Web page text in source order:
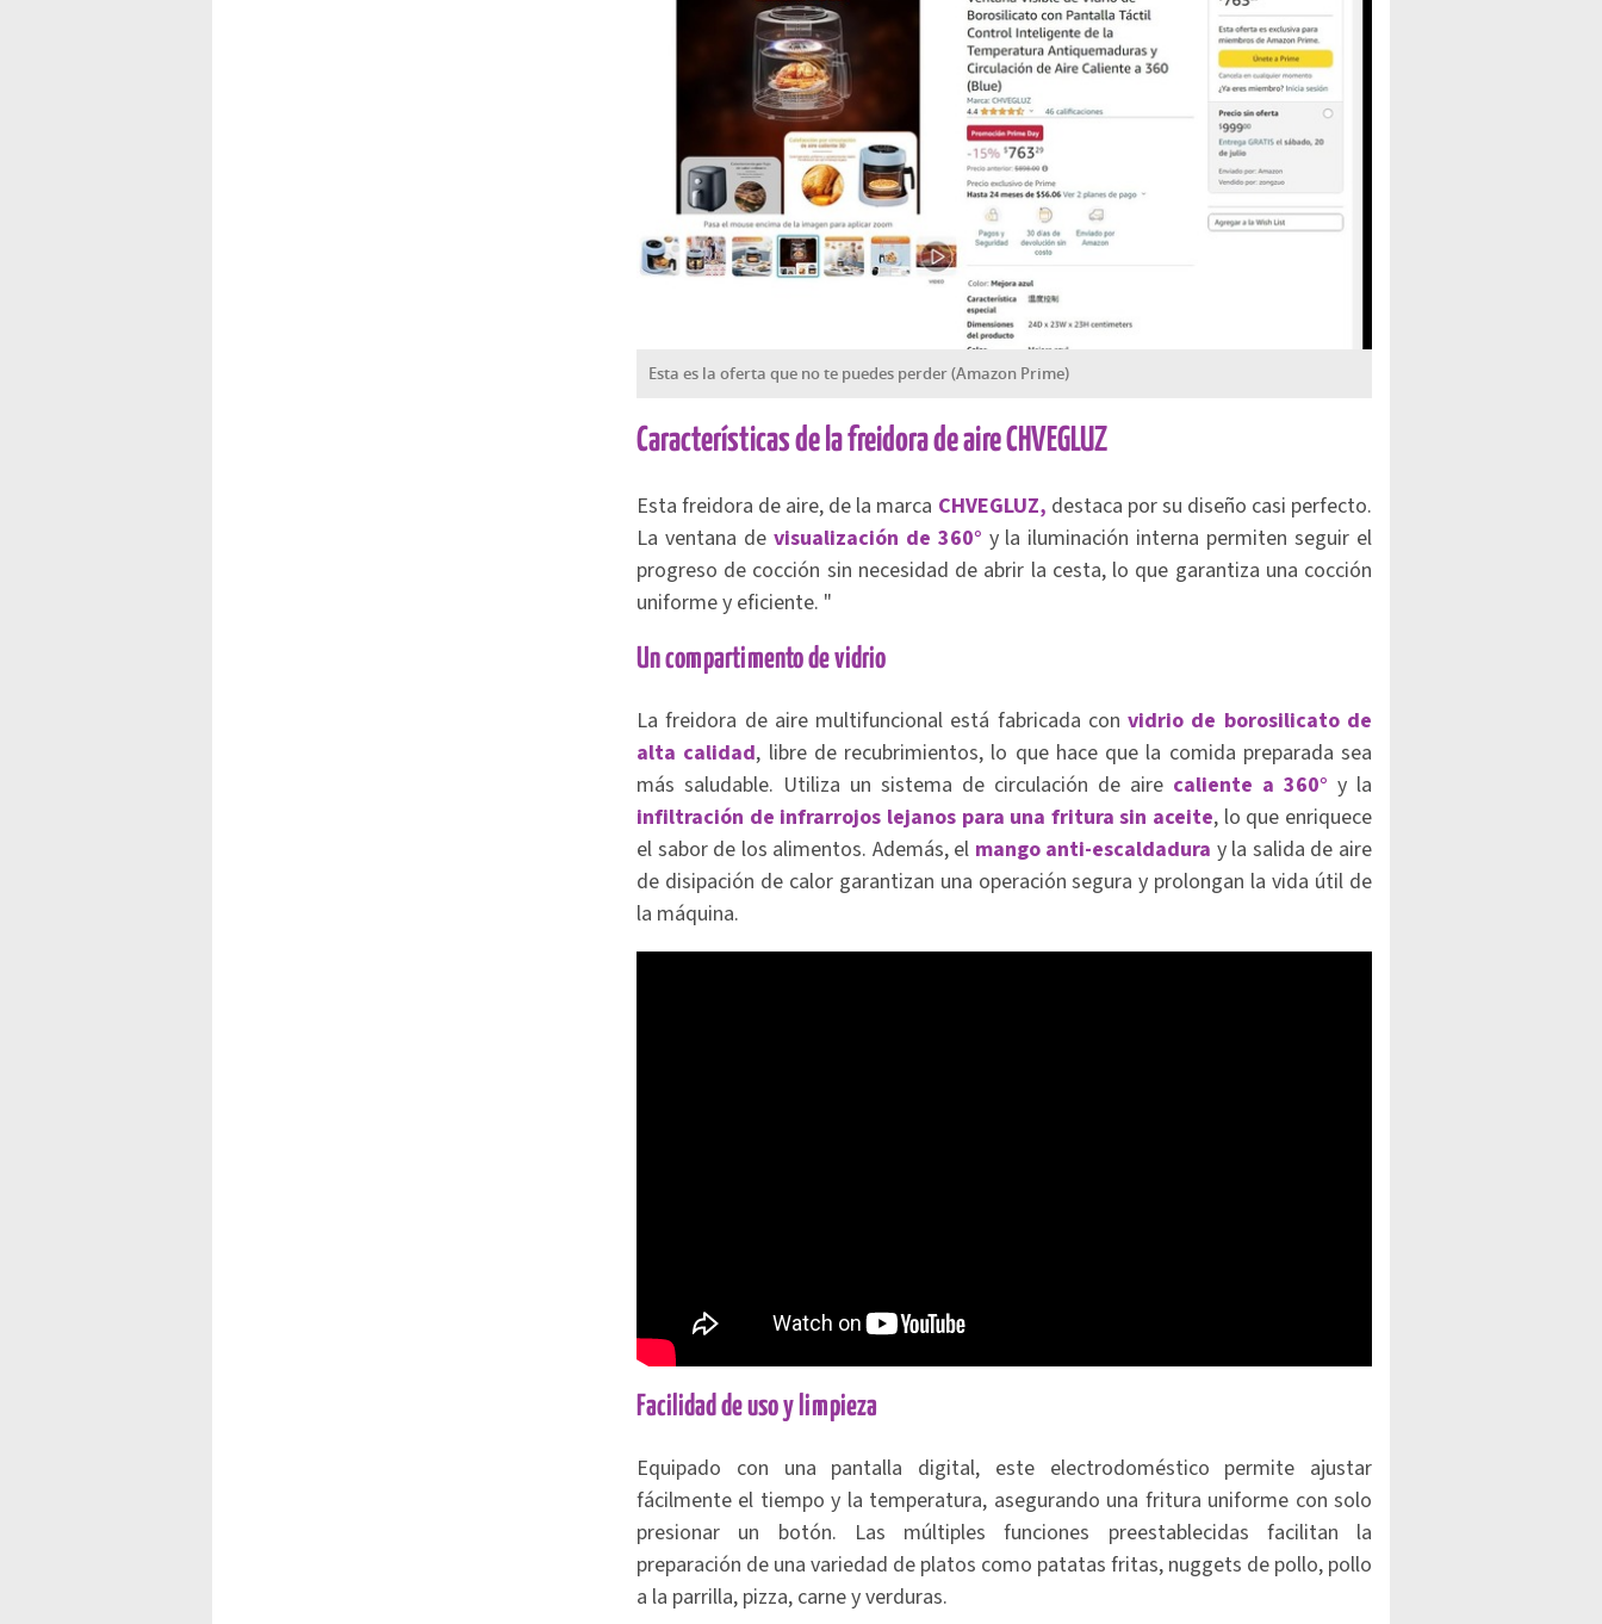
Esta es la oferta que no te puedes perder (Amazon Prime)
Características de la freidora de aire CHVEGLUZ
Esta freidora de aire, de la marca CHVEGLUZ, destaca por su diseño casi perfecto.
La ventana devisualización de 360° y la iluminación interna permiten seguir el
progreso de cocción sin necesidad de abrir la cesta, lo que garantiza una cocción
uniforme y eficiente. "
Un compartimento de vidrio
La freidora de aire multifuncional está fabricada convidrio de borosilicato de
alta calidad, libre de recubrimientos, lo que hace que la comida preparada sea
más saludable. Utiliza un sistema de circulación de aire caliente a 360° y la
infiltración de infrarrojos lejanos para una fritura sin aceite, lo que enriquece
el sabor de los alimentos. Además, el mango anti-escaldadura y la salida de aire
de disipación de calor garantizan una operación segura y prolongan la vida útil de
la máquina.
Facilidad de uso y limpieza
Equipado con una pantalla digital, este electrodoméstico permite ajustar
fácilmente el tiempo y la temperatura, asegurando una fritura uniforme con solo
presionar un botón. Las múltiples funciones preestablecidas facilitan la
preparación de una variedad de platos como patatas fritas, nuggets de pollo, pollo
a la parrilla, pizza, carne y verduras.